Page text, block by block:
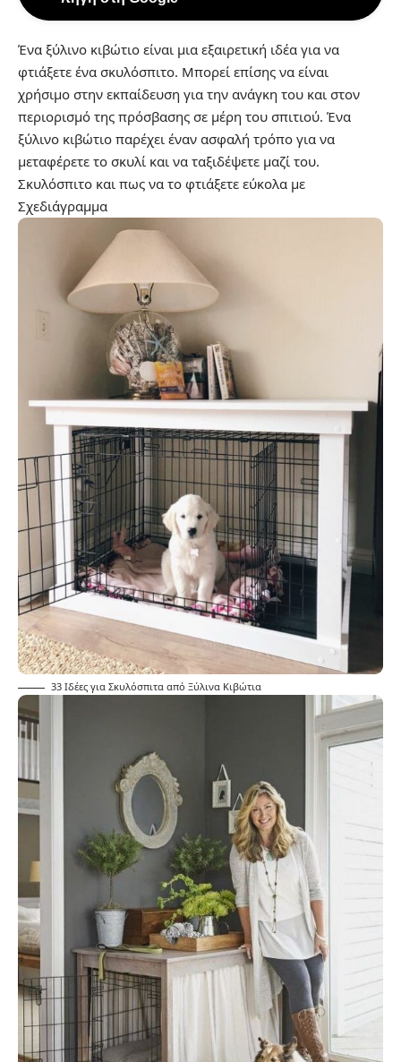
Ένα ξύλινο κιβώτιο είναι μια εξαιρετική ιδέα για να
φτιάξετε ένα σκυλόσπιτο. Μπορεί επίσης να είναι
χρήσιμο στην εκπαίδευση για την ανάγκη του και στον
περιορισμό της πρόσβασης σε μέρη του σπιτιού. Ένα
ξύλινο κιβώτιο παρέχει έναν ασφαλή τρόπο για να
μεταφέρετε το σκυλί και να ταξιδέψετε μαζί του.
Σκυλόσπιτο και πως να το φτιάξετε εύκολα με
Σχεδιάγραμμα
33 Ιδέες για Σκυλόσπιτα από Ξύλινα Κιβώτια